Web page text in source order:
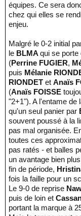
équipes. Ce sera
chez qui elles se
enjeu.
Malgré le 0-2 initial
le BLMA qui se porte
(Perrine FUGIER,
puis Mélanie
RIONDET et Anaïs
(Anaïs FOISSE
"2+1"). A l'entame de
qu'un seul panier par
souvent poussé à la
pas mal organisée.
toutes ces
pas ratés - et balles
un avantage bien
fin de période,
fois la faille pour un
Le 9-0 de reprise
puis de loin et
portant la marque à